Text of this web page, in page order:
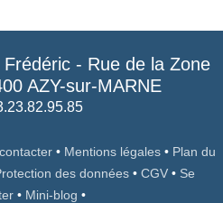
Frédéric - Rue de la Zone
AZY-sur-MARNE
• Mentions légales • Plan du
des données • CGV • Se
• Mini-blog •